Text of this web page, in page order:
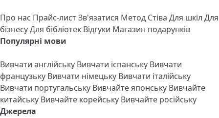
Про нас Прайс-листЗв'язатися Метод Стіва Для шкіл Для
бізнесуДля бібліотек Відгуки Магазин подарунків
Популярні мови
Вивчати англійську Вивчати іспанську Вивчати
французьку Вивчати німецьку Вивчати італійську
Вивчати португальську Вивчайте японську Вивчайте
китайську Вивчайте корейську Вивчайте російську
Джерела